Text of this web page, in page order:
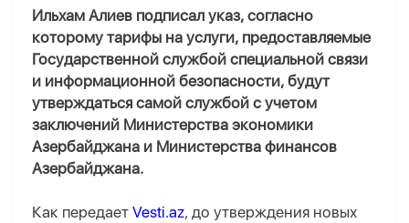
Ильхам Алиев подписал указ, согласно
которому тарифы на услуги, предоставляемые
Государственной службой специальной связи
и информационной безопасности, будут
утверждаться самой службой с учетом
заключений Министерства экономики
Азербайджана и Министерства финансов
Азербайджана.
Как передает Vesti.az, до утверждения новых